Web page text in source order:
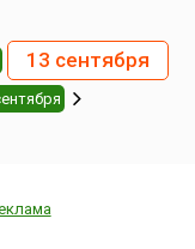
13 сентября